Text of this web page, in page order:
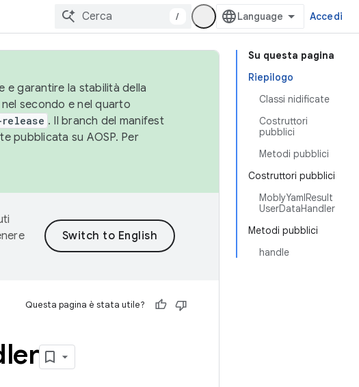
/ Accedi
Su questa pagina
Riepilogo
Classi nidificate
Costruttori
pubblici
Metodi pubblici
Costruttori pubblici
MoblyYamlResult
UserDataHandler
Metodi pubblici
handle
e garantire la stabilità della
secondo e nel quarto
. Il branch del manifest
pubblicata su AOSP. Per
Questa pagina è stata utile?